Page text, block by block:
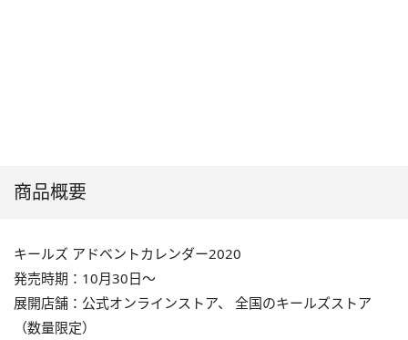
商品概要
キールズ アドベントカレンダー2020
発売時期：10月30日～
展開店舗：公式オンラインストア、 全国のキールズストア
（数量限定）